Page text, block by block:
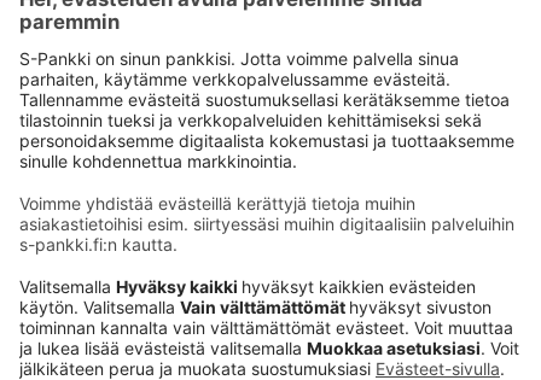
Käyttöehdot
Saavutettavuusseloste
Evästeet
Verkkopalvelujen käytön edellytykset